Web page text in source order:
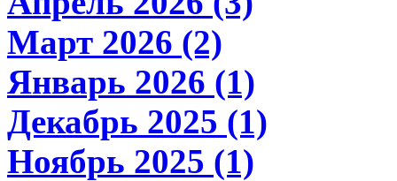
Март 2026 (2)
Январь 2026 (1)
Декабрь 2025 (1)
Ноябрь 2025 (1)